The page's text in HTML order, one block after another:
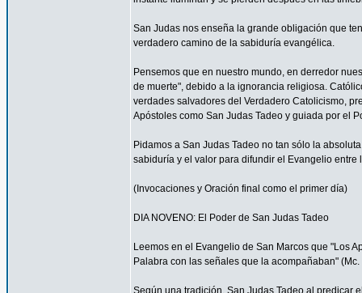
San Judas nos enseña la grande obligación que
verdadero camino de la sabiduría evangélica.
Pensemos que en nuestro mundo, en derredor
de muerte", debido a la ignorancia religiosa.
verdades salvadores del Verdadero Catolicismo,
Apóstoles como San Judas Tadeo y guiada por el
Pidamos a San Judas Tadeo no tan sólo la
sabiduría y el valor para difundir el Evangelio entre
(Invocaciones y Oración final como el primer día)
DIA NOVENO: El Poder de San Judas Tadeo
Leemos en el Evangelio de San Marcos que "Los
Palabra con las señales que la acompañaban" (Mc.
Según una tradición, San Judas Tadeo al predicar